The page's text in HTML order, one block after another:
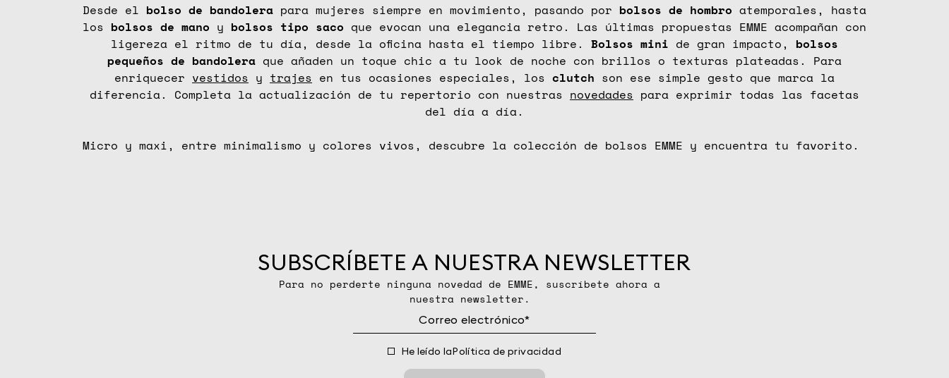
Desde el bolso de bandolera para mujeres siempre en movimiento, pasando por bolsos de hombro atemporales, hasta
los bolsos de mano y bolsos tipo saco que evocan una elegancia retro. Las últimas propuestas EMME acompañan con
ligereza el ritmo de tu día, desde la oficina hasta el tiempo libre. Bolsos mini de gran impacto, bolsos
pequeños de bandoleraque añaden un toque chic a tu look de noche con brillos o texturas plateadas. Para
enriquecer vestidos y trajes en tus ocasiones especiales, los clutch son ese simple gesto que marca la
diferencia. Completa la actualización de tu repertorio con nuestras novedades para exprimir todas las facetas
del día a día.
Micro y maxi, entre minimalismo y colores vivos, descubre la colección de bolsos EMME y encuentra tu favorito.
SUBSCRÍBETE A NUESTRA NEWSLETTER
Para no perderte ninguna novedad de EMME, suscríbete ahora a
nuestra newsletter.
He leído laPolítica de privacidad